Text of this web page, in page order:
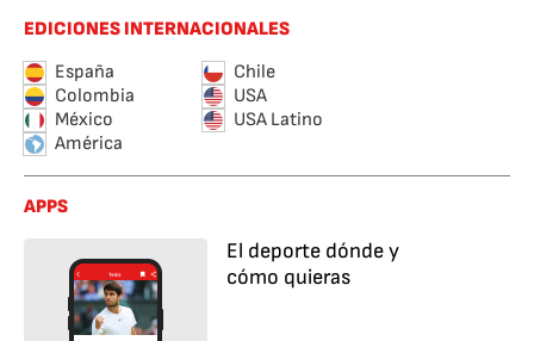
EDICIONES INTERNACIONALES
España
Chile
Colombia
USA
México
USA Latino
América
APPS
El deporte dónde y
cómo quieras